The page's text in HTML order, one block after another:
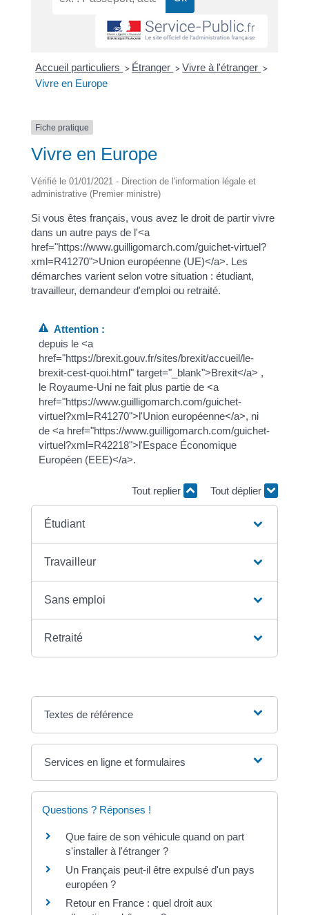
Accueil particuliers > Étranger > Vivre à l'étranger >
Vivre en Europe
Fiche pratique
Vivre en Europe
Vérifié le 01/01/2021 - Direction de l'information légale et
administrative (Premier ministre)
Si vous êtes français, vous avez le droit de partir vivre
dans un autre pays de l'<a
href="https://www.guilligomarch.com/guichet-virtuel?
xml=R41270">Union européenne (UE)</a>. Les
démarches varient selon votre situation : étudiant,
travailleur, demandeur d'emploi ou retraité.
Attention :
depuis le <a
href="https://brexit.gouv.fr/sites/brexit/accueil/le-
brexit-cest-quoi.html" target="_blank">Brexit</a> ,
le Royaume-Uni ne fait plus partie de <a
href="https://www.guilligomarch.com/guichet-
virtuel?xml=R41270">l'Union européenne</a>, ni
de <a href="https://www.guilligomarch.com/guichet-
virtuel?xml=R42218">l'Espace Économique
Européen (EEE)</a>.
Tout replier Tout déplier
Étudiant
Travailleur
Sans emploi
Retraité
Textes de référence
Services en ligne et formulaires
Questions ? Réponses !
Que faire de son véhicule quand on part
s'installer à l'étranger ?
Un Français peut-il être expulsé d'un pays
européen ?
Retour en France : quel droit aux